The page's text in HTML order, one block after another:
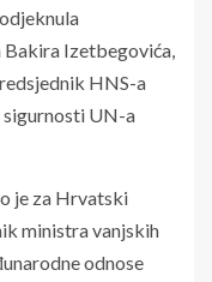
Bakira Izetbegovića,
HNS-a
sigurnosti UN-a
je za Hrvatski
ministra vanjskih
odnose